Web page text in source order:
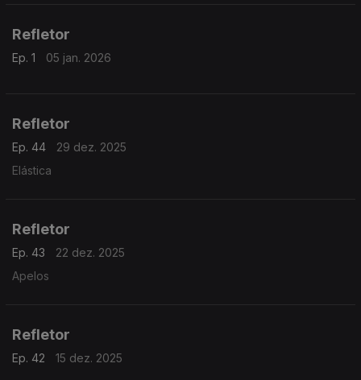
Refletor
Ep. 1 05 jan. 2026
Refletor
Ep. 44
29 dez. 2025
Elástica
Refletor
Ep. 43
22 dez. 2025
Apelos
Refletor
Ep. 42 15 dez. 2025